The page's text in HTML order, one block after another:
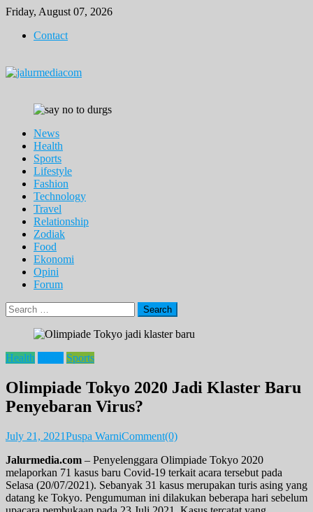
Skip
content
Friday, August 07, 2026
Contact
News
Health
Sports
Lifestyle
Fashion
Technology
Travel
Relationship
Zodiak
Food
Ekonomi
Opini
Forum
Search
for:
Health Sports
Olimpiade Tokyo 2020 Jadi Klaster Baru
Penyebaran Virus?
July 21, 2021Puspa WarniComment(0)
Jalurmedia.com – Penyelenggara Olimpiade Tokyo 2020
melaporkan 71 kasus baru Covid-19 terkait acara tersebut pada
Selasa (20/07/2021). Sebanyak 31 kasus merupakan turis asing yang
datang ke Tokyo. Pengumuman ini dilakukan beberapa hari sebelum